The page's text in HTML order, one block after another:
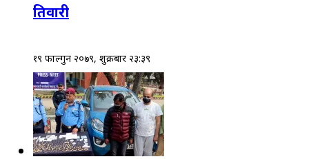
तिवारी
१९ फाल्गुन २०७९, शुक्रबार २३:३९